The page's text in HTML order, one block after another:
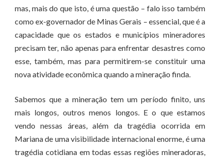
mas, mais do que isto, é uma questão – falo isso também
como ex-governador de Minas Gerais – essencial, que é a
capacidade que os estados e municípios mineradores
precisam ter, não apenas para enfrentar desastres como
esse, também, mas para permitirem-se constituir uma
nova atividade econômica quando a mineração finda.
Sabemos que a mineração tem um período finito, uns
mais longos, outros menos longos. E o que estamos
vendo nessas áreas, além da tragédia ocorrida em
Mariana de uma visibilidade internacional enorme, é uma
tragédia cotidiana em todas essas regiões mineradoras,